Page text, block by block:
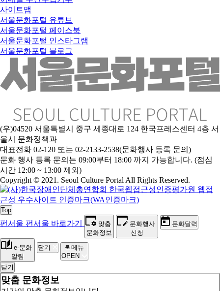
사이트맵
서울문화포털 유튜브
서울문화포털 페이스북
서울문화포털 인스타그램
서울문화포털 블로그
(우)04520 서울특별시 중구 세종대로 124 한국프레스센터 4층 서
울시 문화정책과
대표전화 02-120 또는 02-2133-2538(문화행사 등록 문의)
문화 행사 등록 문의는 09:00부터 18:00 까지 가능합니다. (점심
시간 12:00 ~ 13:00 제외)
Copyright © 2021. Seoul Culture Portal All Rights Reserved.
Top
펀서울 펀서울 바로가기
맞춤
문화정보
문화행사
신청
문화달력
e-문화
알림
닫기
퀵메뉴
OPEN
닫기
맞춤 문화정보